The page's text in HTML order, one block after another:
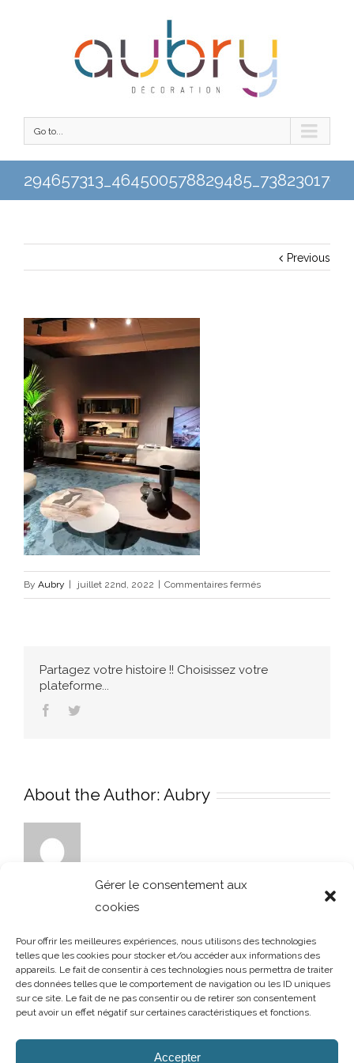
Gérer le consentement aux
cookies
Pour offrir les meilleures expériences, nous utilisons des technologies
telles que les cookies pour stocker et/ou accéder aux informations des
appareils. Le fait de consentir à ces technologies nous permettra de traiter
des données telles que le comportement de navigation ou les ID uniques
sur ce site. Le fait de ne pas consentir ou de retirer son consentement
peut avoir un effet négatif sur certaines caractéristiques et fonctions.
Accepter
Go to...
Previous
By Aubry juillet 22nd, 2022 Commentaires ferméssur
Partagez votre histoire !! Choisissez votre
plateforme...
Facebook
About the Author: Aubry
60 86 (showroom n°2) /aubry-decoration@orange.fr